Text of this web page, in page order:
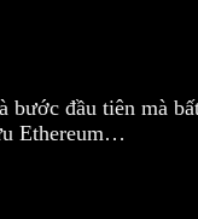
bước đầu tiên mà
Ethereum…